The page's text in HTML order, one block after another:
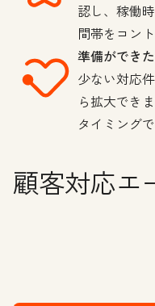
認し、稼働
間帯をコン
準備ができ
少ない対応
ら拡大でき
タイミング
顧客対応エ